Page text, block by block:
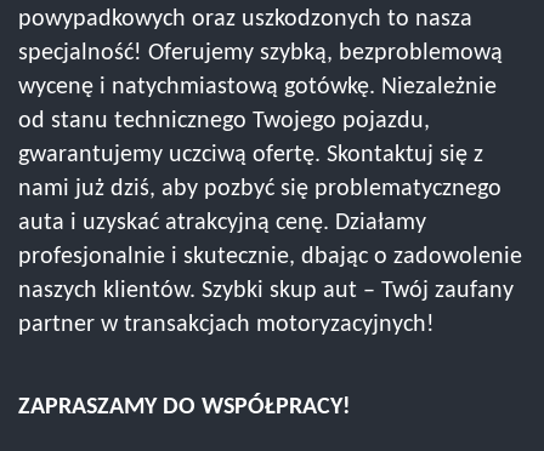
powypadkowych oraz uszkodzonych to nasza
specjalność! Oferujemy szybką, bezproblemową
wycenę i natychmiastową gotówkę. Niezależnie
od stanu technicznego Twojego pojazdu,
gwarantujemy uczciwą ofertę. Skontaktuj się z
nami już dziś, aby pozbyć się problematycznego
auta i uzyskać atrakcyjną cenę. Działamy
profesjonalnie i skutecznie, dbając o zadowolenie
naszych klientów. Szybki skup aut – Twój zaufany
partner w transakcjach motoryzacyjnych!
ZAPRASZAMY DO WSPÓŁPRACY!